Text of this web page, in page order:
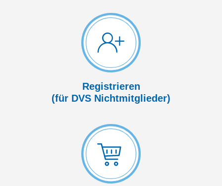
Registrieren
(für DVS Nicht­mitglieder)